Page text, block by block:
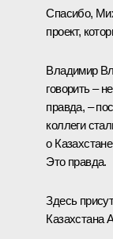
Спасибо,
проект,
Владимир
говорить –
правда, –
коллеги
о
Это правда.
Здесь
Казахстана